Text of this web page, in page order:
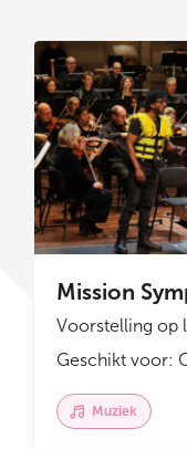
Mission
Voorstelling op
Geschikt voor:
Muziek